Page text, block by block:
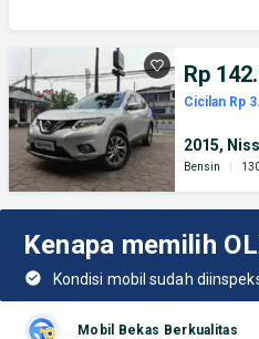
Rp
Cicilan Rp
2015,
Bensin
Kenapa memilih
Kondisi mobil sudah
Mobil Bekas Berkualitas